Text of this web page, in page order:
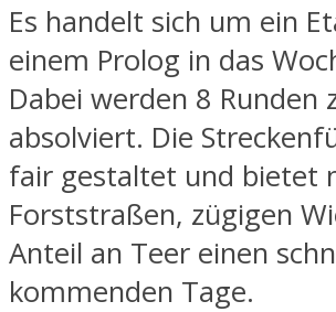
Es handelt sich um ein
einem Prolog in das
Dabei werden 8
absolviert. Die
fair gestaltet und bietet
Forststraßen, zügigen
Anteil an Teer einen
kommenden Tage.